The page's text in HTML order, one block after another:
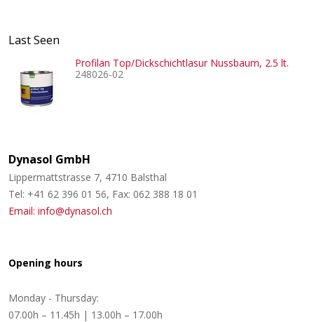
Last Seen
Profilan Top/Dickschichtlasur Nussbaum, 2.5 lt.
248026-02
Dynasol GmbH
Lippermattstrasse 7, 4710 Balsthal
Tel: +41 62 396 01 56, Fax: 062 388 18 01
Email: info@dynasol.ch
Opening hours
Monday - Thursday:
07.00h – 11.45h | 13.00h – 17.00h